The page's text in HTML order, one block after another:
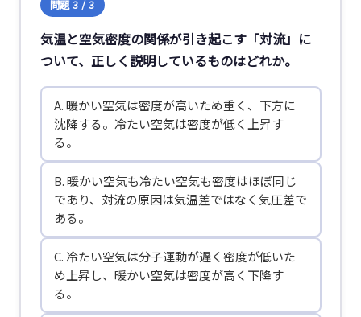
問題 3 / 3
気温と空気密度の関係が引き起こす「対流」に
ついて、正しく説明しているものはどれか。
A. 暖かい空気は密度が高いため重く、下方に
沈降する。冷たい空気は密度が低く上昇す
る。
B. 暖かい空気も冷たい空気も密度はほぼ同じ
であり、対流の原因は気温差ではなく気圧差で
ある。
C. 冷たい空気は分子運動が遅く密度が低いた
め上昇し、暖かい空気は密度が高く下降す
る。